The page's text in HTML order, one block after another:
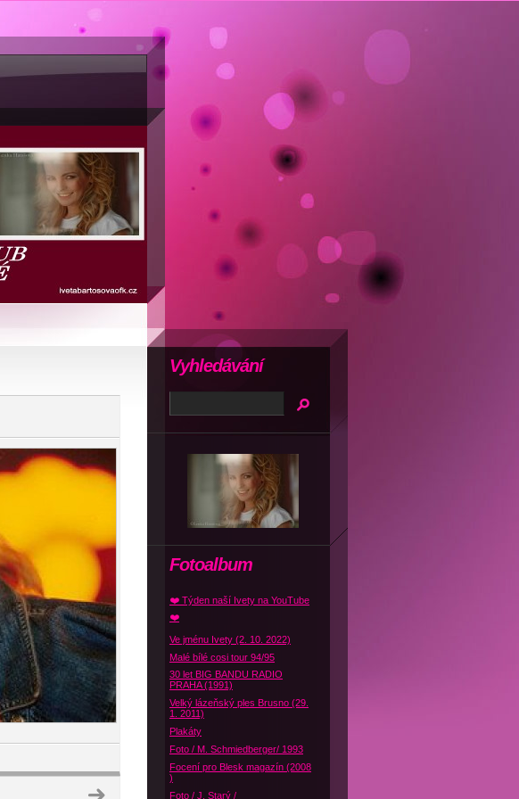
Fotoalbum
❤️ Týden naší Ivety na YouTube
❤️
Ve jménu Ivety (2. 10. 2022)
Malé bílé cosi tour 94/95
30 let BIG BANDU RADIO
PRAHA (1991)
Velký lázeňský ples Brusno (29.
1. 2011)
Plakáty
Foto / M. Schmiedberger/ 1993
Focení pro Blesk magazín (2008
)
Foto / J. Starý /
Vyhledávání